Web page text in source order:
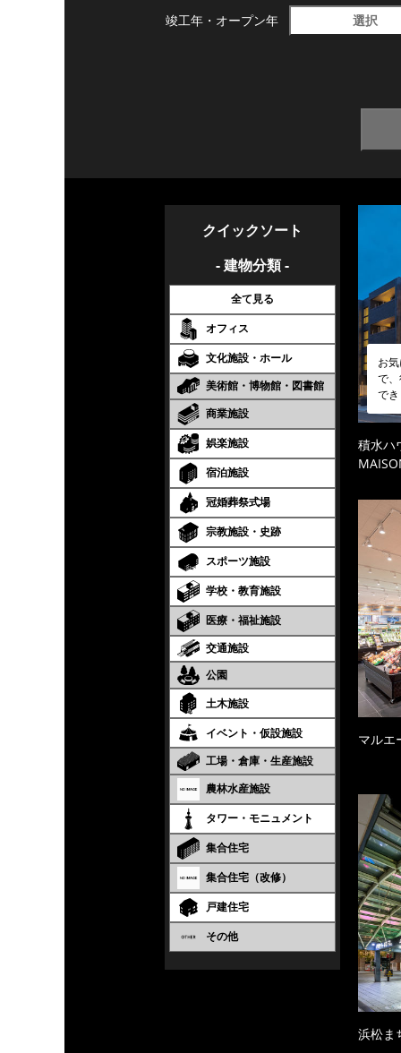
竣工年・ オープン年 選択
クイックソート
- 建物分類 -
全て見る
オフィス
文化施設・ホール
美術館・博物館・図書館
商業施設
娯楽施設
宿泊施設
冠婚葬祭式場
宗教施設・史跡
スポーツ施設
学校・教育施設
医療・福祉施設
交通施設
公園
土木施設
イベント・仮設施設
工場・倉庫・生産施設
農林水産施設
タワー・モニュメント
集合住宅
集合住宅（改修）
戸建住宅
その他
お
で
で
積水
マルエ
浜松ま